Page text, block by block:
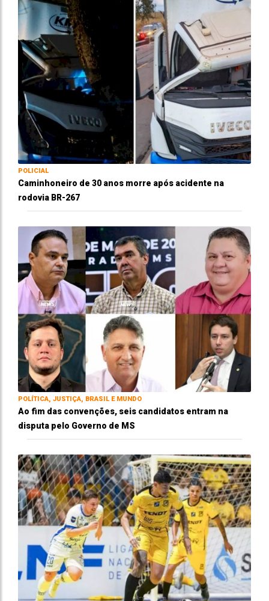
POLICIAL
Caminhoneiro de 30 anos morre após acidente na
rodovia BR-267
POLÍTICA, JUSTIÇA, BRASIL E MUNDO
Ao fim das convenções, seis candidatos entram na
disputa pelo Governo de MS